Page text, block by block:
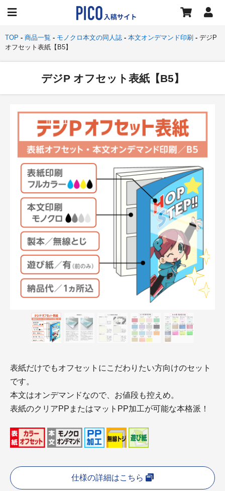
TOP 商品一覧 モノクロ本文の同人誌 本文オンデマンド印刷
デジP
オフセット表紙【B5】
デジP オフセット表紙【B5】
表紙だけでもオフセットにこだわりたい方向けのセット
です。
本文はオンデマンドなので、お値段も控えめ。
表紙のクリアPPまたはマットPP加工が可能な本格派！
仕様の詳細はこちら